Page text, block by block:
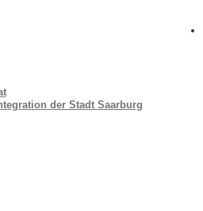
der Stadt Saarburg